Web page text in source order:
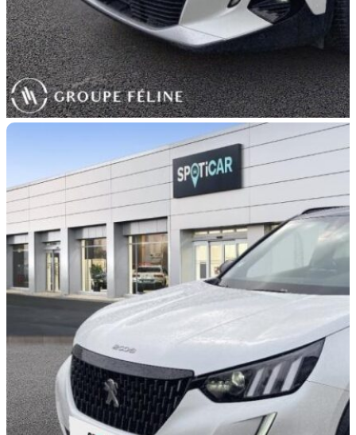
PEUGEOT 2008
1.5 BlueHDi 100ch S&S GT
Line
DISPONIBILITÉ EN